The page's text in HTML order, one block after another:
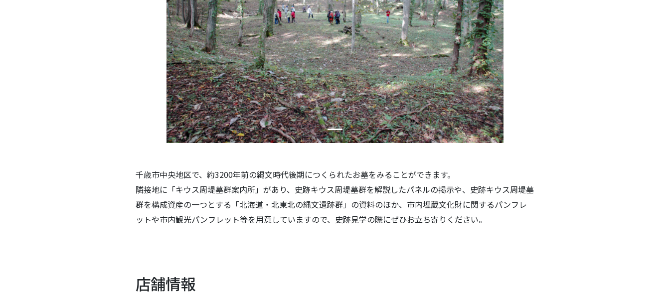
千歳市中央地区で、約3200年前の縄文時代後期につくられたお墓をみることができます。
隣接地に「キウス周堤墓群案内所」があり、史跡キウス周堤墓群を解説したパネルの掲示や、史跡キウス周堤墓
群を構成資産の一つとする「北海道・北東北の縄文遺跡群」の資料のほか、市内埋蔵文化財に関するパンフレ
ットや市内観光パンフレット等を用意していますので、史跡見学の際にぜひお立ち寄りください。
店舗情報